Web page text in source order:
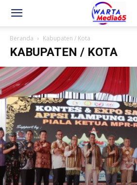
Beranda Kabupaten / Kota
KABUPATEN / KOTA